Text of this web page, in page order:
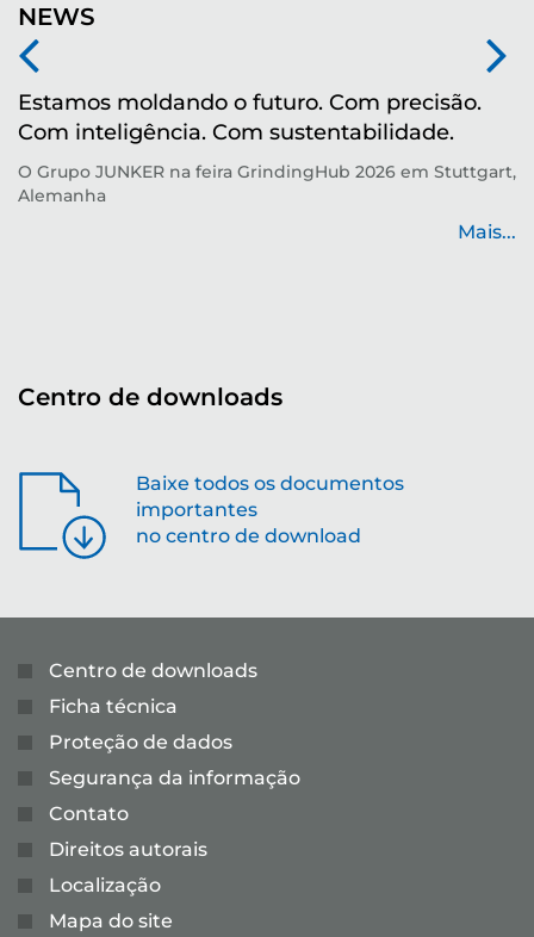
NEWS
Estamos moldando o futuro. Com precisão.
Com inteligência. Com sustentabilidade.
O Grupo JUNKER na feira GrindingHub 2026 em Stuttgart,
Alemanha
Mais...
Centro de downloads
Baixe todos os documentos
importantes
no centro de download
Centro de downloads
Ficha técnica
Proteção de dados
Segurança da informação
Contato
Direitos autorais
Localização
Mapa do site